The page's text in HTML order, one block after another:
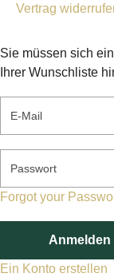
Vertrag
Sie müssen sich
Ihrer Wunschliste
E-Mail
Passwort
Forgot your
Anmelden
Ein Konto erstellen